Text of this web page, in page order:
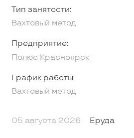
Тип занятости:
Вахтовый метод
Предприятие:
Полюс Красноярск
График работы:
Вахтовый метод
05 августа 2026 Еруда